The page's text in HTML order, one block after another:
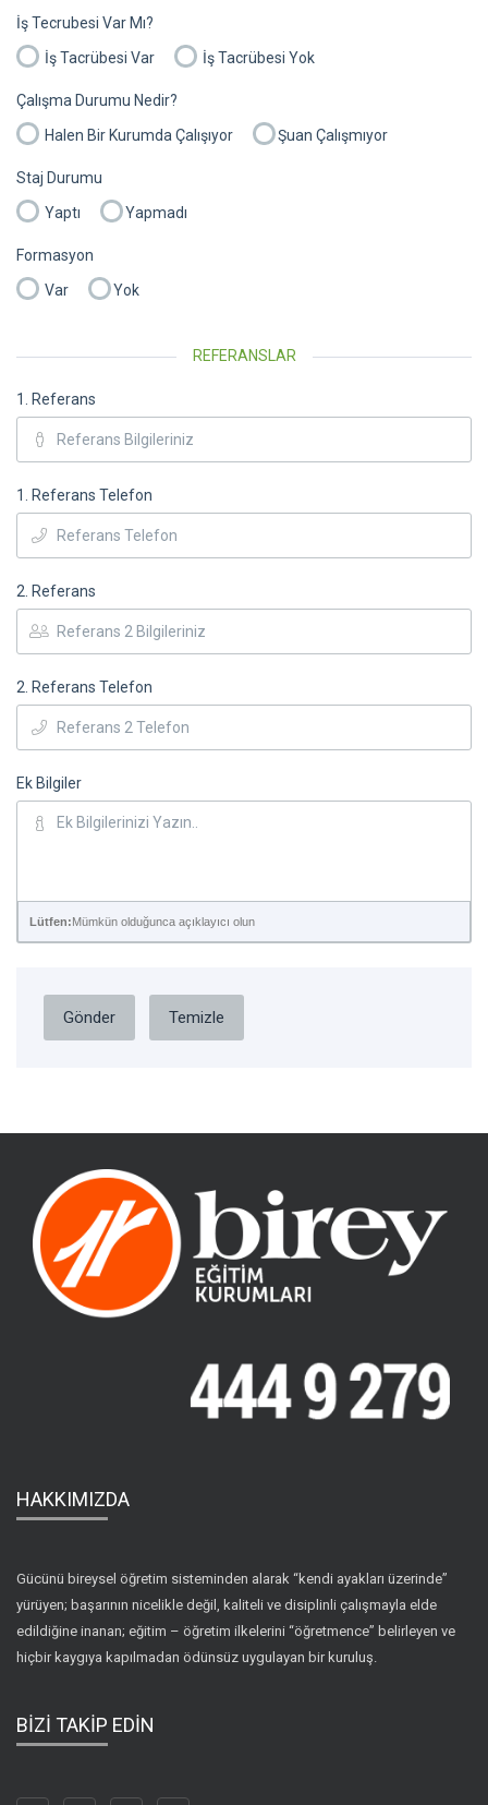
İş Tecrubesi Var Mı?
İş Tacrübesi Var
İş Tacrübesi Yok
Çalışma Durumu Nedir?
Halen Bir Kurumda Çalışıyor
Şuan Çalışmıyor
Staj Durumu
Yaptı
Yapmadı
Formasyon
Var
Yok
REFERANSLAR
1. Referans
1. Referans Telefon
2. Referans
2. Referans Telefon
Ek Bilgiler
Lütfen:Mümkün olduğunca açıklayıcı olun
Gönder Temizle
HAKKIMIZDA
Gücünü bireysel öğretim sisteminden alarak “kendi ayakları üzerinde”
yürüyen; başarının nicelikle değil, kaliteli ve disiplinli çalışmayla elde
edildiğine inanan; eğitim – öğretim ilkelerini “öğretmence” belirleyen ve
hiçbir kaygıya kapılmadan ödünsüz uygulayan bir kuruluş.
BİZİ TAKİP EDİN